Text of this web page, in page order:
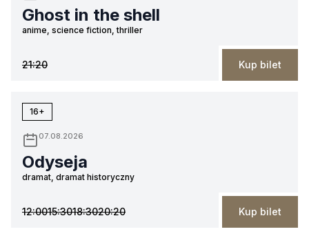
Ghost in the shell
anime, science fiction, thriller
21:20 Kup bilet
16+
07.08.2026
Odyseja
dramat, dramat historyczny
12:0015:3018:3020:20 Kup bilet